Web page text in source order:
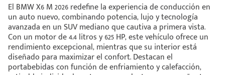
El BMW X6 M 2026 redefine la experiencia de conducción en
un auto nuevo, combinando potencia, lujo y tecnología
avanzada en un SUV mediano que cautiva a primera vista.
Con un motor de 4.4 litros y 625 HP, este vehículo ofrece un
rendimiento excepcional, mientras que su interior está
diseñado para maximizar el confort. Destacan el
portabebidas con función de enfriamiento y calefacción,